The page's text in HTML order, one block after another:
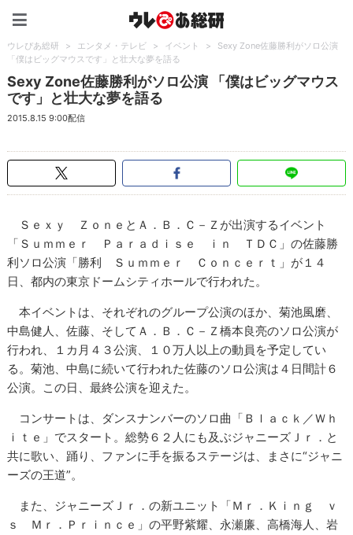
ウレぴあ総研 > エンタメ・テレビ > イベント >
Sexy Zone佐藤勝利がソロ公演
「僕はビッグマウスです」と壮大な夢を語る
Sexy Zone佐藤勝利がソロ公演 「僕はビッグマウス
です」と壮大な夢を語る
2015.8.15 9:00配信
Ｓｅｘｙ ＺｏｎｅとＡ．Ｂ．Ｃ－Ｚが出演するイベント
「Ｓｕｍｍｅｒ Ｐａｒａｄｉｓｅ ｉｎ ＴＤＣ」の佐藤勝
利ソロ公演「勝利 Ｓｕｍｍｅｒ Ｃｏｎｃｅｒｔ」が１４
日、都内の東京ドームシティホールで行われた。
本イベントは、それぞれのグループ公演のほか、菊池風磨、
中島健人、佐藤、そしてＡ．Ｂ．Ｃ－Ｚ橋本良亮のソロ公演が
行われ、１カ月４３公演、１０万人以上の動員を予定してい
る。菊池、中島に続いて行われた佐藤のソロ公演は４日間計６
公演。この日、最終公演を迎えた。
コンサートは、ダンスナンバーのソロ曲「Ｂｌａｃｋ／Ｗｈ
ｉｔｅ」でスタート。総勢６２人にも及ぶジャニーズＪｒ．と
共に歌い、踊り、ファンに手を振るステージは、まさに“ジャニ
ーズの王道”。
また、ジャニーズＪｒ．の新ユニット「Ｍｒ．Ｋｉｎｇ ｖ
ｓ Ｍｒ．Ｐｒｉｎｃｅ」の平野紫耀、永瀬廉、高橋海人、岩